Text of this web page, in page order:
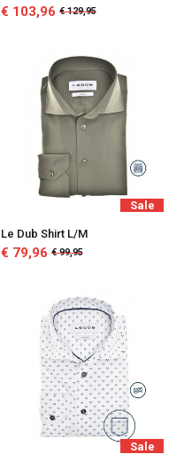
€ 103,96 € 129,95
Sale
Le Dub Shirt L/M
€ 79,96 € 99,95
Sale